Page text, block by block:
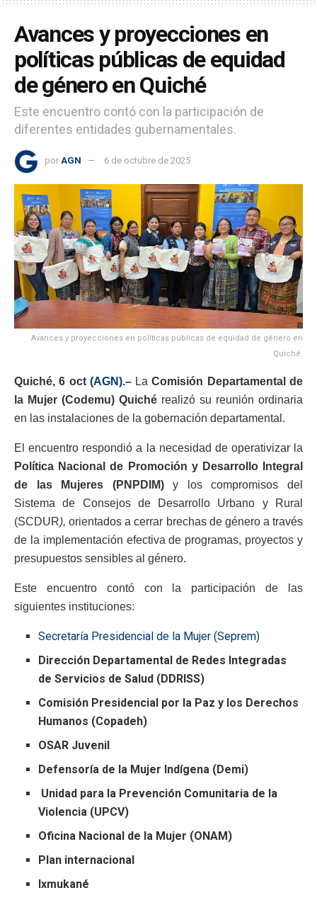
Avances y proyecciones en
políticas públicas de equidad
de género en Quiché
Este encuentro contó con la participación de
diferentes entidades gubernamentales.
por AGN 6 de octubre de 2025
Avances y proyecciones en políticas públicas de equidad de género en
Quiché.
Quiché, 6 oct (AGN).–LaComisión Departamental de
la Mujer (Codemu) Quiché realizó su reunión ordinaria
en las instalaciones de la gobernación departamental.
El encuentro respondió a la necesidad de operativizar la
Política Nacional de Promoción y Desarrollo Integral
de las Mujeres (PNPDIM)y los compromisos del
Sistema de Consejos de Desarrollo Urbano y Rural
(SCDUR), orientados a cerrar brechas de género a través
de la implementación efectiva de programas, proyectos y
presupuestos sensibles al género.
Este encuentro contó con la participación de las
siguientes instituciones:
Secretaría Presidencial de la Mujer (Seprem)
Dirección Departamental de Redes Integradas
de Servicios de Salud (DDRISS)
Comisión Presidencial por la Paz y los Derechos
Humanos (Copadeh)
OSAR Juvenil
Defensoría de la Mujer Indígena (Demi)
Unidad para la Prevención Comunitaria de la
Violencia (UPCV)
Oficina Nacional de la Mujer (ONAM)
Plan internacional
Ixmukané